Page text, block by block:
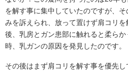
を解す事に集中していたのですが、
みを訴えられ、放って置けず肩コリ
後、乳房とガン患部に触れると柔ら
時、乳ガンの原因を発見したのです。
その後はまず肩コリを解す事を優先